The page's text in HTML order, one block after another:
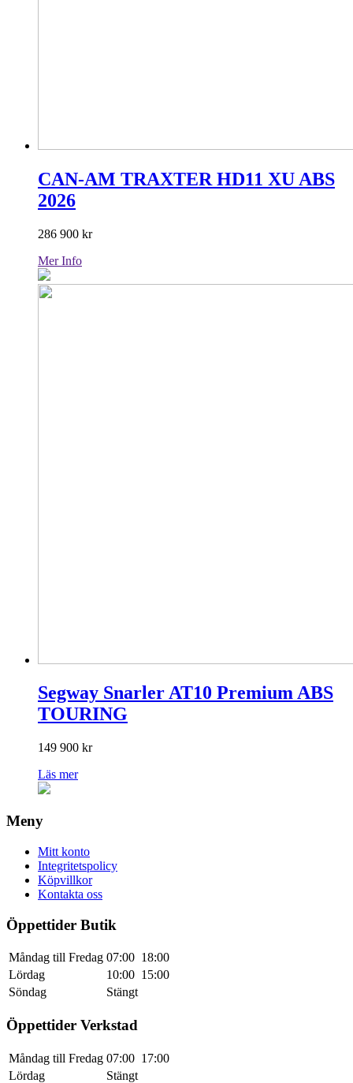
CAN-AM TRAXTER HD11 XU ABS
2026
286 900 kr
Mer Info
Segway Snarler AT10 Premium ABS
TOURING
149 900 kr
Läs mer
Meny
Mitt konto
Integritetspolicy
Köpvillkor
Kontakta oss
Öppettider Butik
Måndag till Fredag 07:00 18:00
Lördag
10:00 15:00
Söndag
Stängt
Öppettider Verkstad
Måndag till Fredag 07:00 17:00
Lördag
Stängt